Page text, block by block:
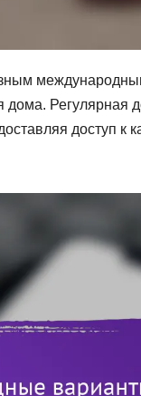
Регулярная
доступ к